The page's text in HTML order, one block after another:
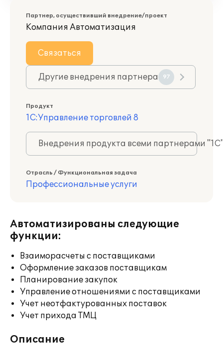
Партнер, осуществивший внедрение/проект
Компания Автоматизация
Связаться
Другие внедрения партнера 97
Продукт
1С:Управление торговлей 8
Внедрения продукта всеми партнерами
Отрасль / Функциональная задача
Профессиональные услуги
Автоматизированы следующие
функции:
Взаиморасчеты с поставщиками
Оформление заказов поставщикам
Планирование закупок
Управление отношениями с поставщиками
Учет неотфактурованных поставок
Учет прихода ТМЦ
Описание